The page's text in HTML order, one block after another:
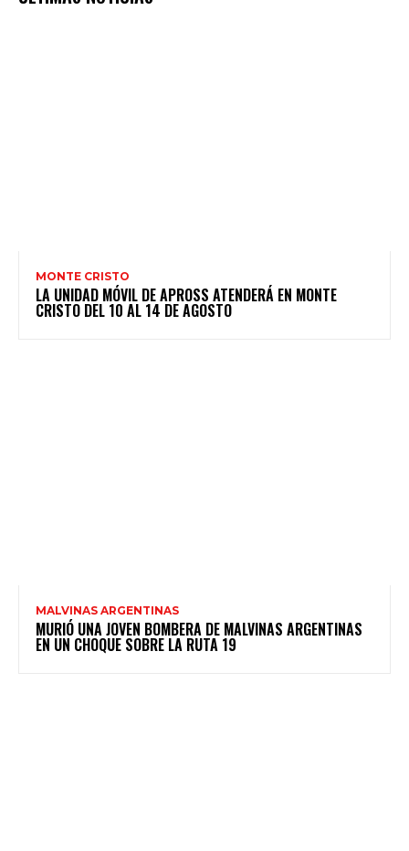
MONTE CRISTO
LA UNIDAD MÓVIL DE APROSS ATENDERÁ EN MONTE
CRISTO DEL 10 AL 14 DE AGOSTO
MALVINAS ARGENTINAS
MURIÓ UNA JOVEN BOMBERA DE MALVINAS ARGENTINAS
EN UN CHOQUE SOBRE LA RUTA 19